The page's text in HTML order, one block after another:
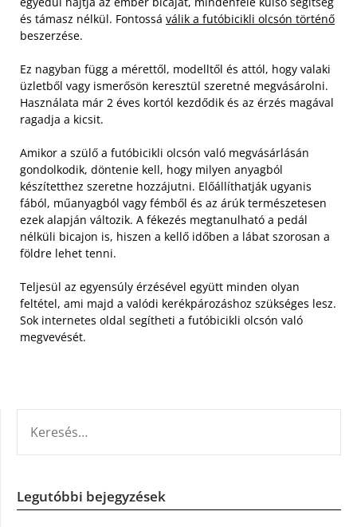
és támasz nélkül. Fontossá válik a futóbicikli olcsón történő
beszerzése.
Ez nagyban függ a mérettől, modelltől és attól, hogy valaki
üzletből vagy ismerősön keresztül szeretné megvásárolni.
Használata már 2 éves kortól kezdődik és az érzés magával
ragadja a kicsit.
Amikor a szülő a futóbicikli olcsón való megvásárlásán
gondolkodik, döntenie kell, hogy milyen anyagból
készítetthez szeretne hozzájutni. Előállíthatják ugyanis
fából, műanyagból vagy fémből és az árúk természetesen
ezek alapján változik. A fékezés megtanulható a pedál
nélküli bicajon is, hiszen a kellő időben a lábat szorosan a
földre lehet tenni.
Teljesül az egyensúly érzésével együtt minden olyan
feltétel, ami majd a valódi kerékpározáshoz szükséges lesz.
Sok internetes oldal segítheti a futóbicikli olcsón való
megvevését.
Legutóbbi bejegyzések